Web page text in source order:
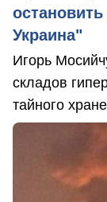
Украина"
Игорь
складов
тайного